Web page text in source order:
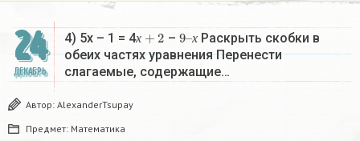
24
ДЕКАБРЬ
4) 5х – 1 = 4х
х+2 – х
9–
х
Раскрыть скобки в
обеих частях уравнения Перенести
слагаемые, содержащие…
Автор: AlexanderTsupay
Предмет: Математика